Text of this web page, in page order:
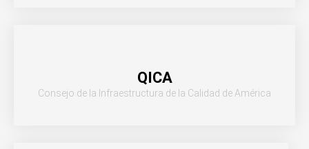
QICA
Consejo de la Infraestructura de la Calidad de América